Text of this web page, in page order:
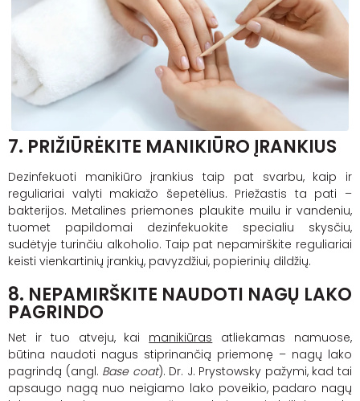
7. PRIŽIŪRĖKITE MANIKIŪRO ĮRANKIUS
Dezinfekuoti manikiūro įrankius taip pat svarbu, kaip ir
reguliariai valyti makiažo šepetėlius. Priežastis ta pati –
bakterijos. Metalines priemones plaukite muilu ir vandeniu,
tuomet papildomai dezinfekuokite specialiu skysčiu,
sudėtyje turinčiu alkoholio. Taip pat nepamirškite reguliariai
keisti vienkartinių įrankių, pavyzdžiui, popierinių dildžių.
8. NEPAMIRŠKITE NAUDOTI NAGŲ LAKO
PAGRINDO
Net ir tuo atveju, kai manikiūras atliekamas namuose,
būtina naudoti nagus stiprinančią priemonę – nagų lako
pagrindą (angl. Base coat). Dr. J. Prystowsky pažymi, kad tai
apsaugo nagą nuo neigiamo lako poveikio, padaro nagų